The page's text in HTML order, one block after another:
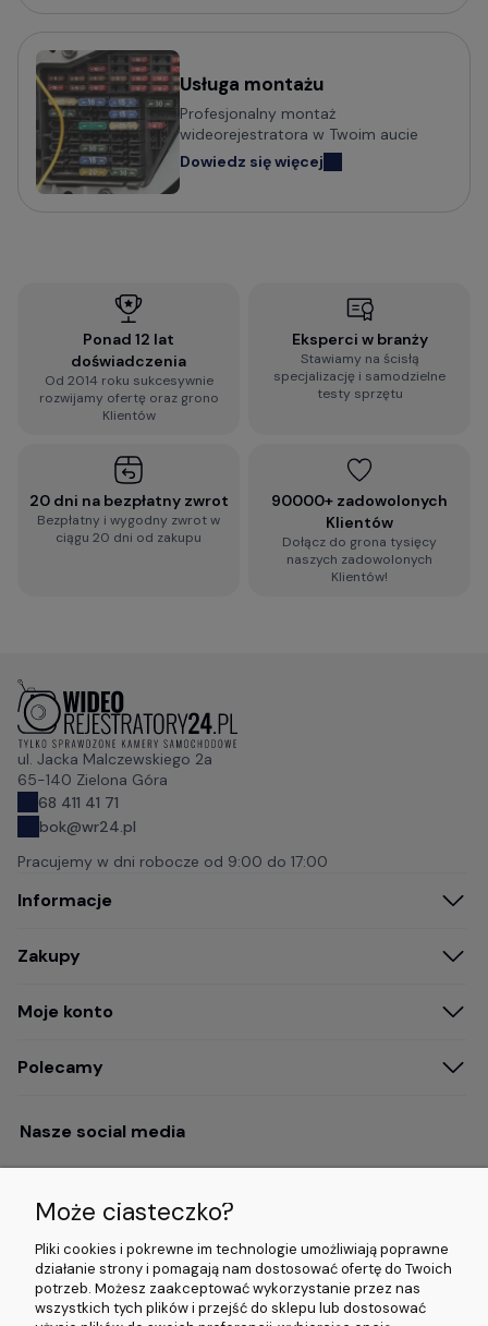
Usługa montażu
Profesjonalny montaż
wideorejestratora w Twoim aucie
Dowiedz się więcej
Ponad 12 lat
doświadczenia
Od 2014 roku sukcesywnie
rozwijamy ofertę oraz grono
Klientów
Eksperci w branży
Stawiamy na ścisłą
specjalizację i samodzielne
testy sprzętu
20 dni na bezpłatny zwrot
Bezpłatny i wygodny zwrot w
ciągu 20 dni od zakupu
90000+ zadowolonych
Klientów
Dołącz do grona tysięcy
naszych zadowolonych
Klientów!
ul. Jacka Malczewskiego 2a
65-140 Zielona Góra
68 411 41 71
bok@wr24.pl
Pracujemy w dni robocze od 9:00 do 17:00
Informacje
Zakupy
Moje konto
Polecamy
Nasze social media
Opinie i wyróżnienia
5.0/5.0 (5000+
opinii)
5.0/5.0 (5000+
opinii)
4.9/5.0 (120+
opinii)
Może ciasteczko?
Pliki cookies i pokrewne im technologie umożliwiają poprawne
działanie strony i pomagają nam dostosować ofertę do Twoich
potrzeb. Możesz zaakceptować wykorzystanie przez nas
wszystkich tych plików i przejść do sklepu lub dostosować